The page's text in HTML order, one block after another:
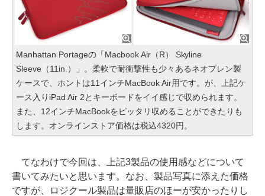
Manhattan Portageの「Macbook Air（R） Skyline
Sleeve（11in.）」。柔軟で耐衝撃性も少々あるネオプレン製
ケースで、ホントは11インチMacBook Air用です。が、上記ケ
ース入りiPad Air 2とキーボードをイイ感じで収められます。
また、12インチMacBookをピッタリ収めることができたりも
します。オンラインストア価格は税込4320円。
てなわけで今回は、上記3製品の使用感などについて
書いてみたいと思います。なお、製品写真に添えた価格
ですが、ロジクール製品は量販店のほーが安かったりし